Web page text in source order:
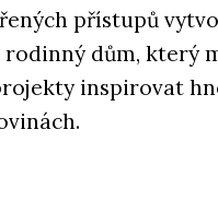
přístupů
dům, který
inspirovat